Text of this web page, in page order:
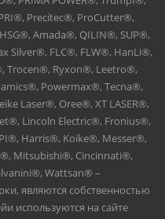
Precitec®, ProCutter®,
Amada®, QILIN®, SUP®,
Silver®, FLC®, FLW®, HanLi®,
Trocen®, Ryxon®, Leetro®,
Powermax®, Tecna®,
Laser®, Oree®, XT LASER®,
Lincoln Electric®, Fronius®,
Harris®, Koike®, Messer®,
Mitsubishi®, Cincinnati®,
Wattsan® –
являются собственностью
используются на сайте